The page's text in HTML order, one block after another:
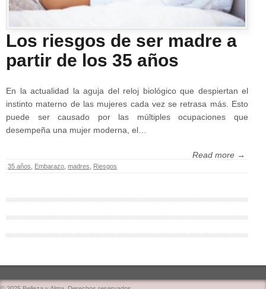
Los riesgos de ser madre a
partir de los 35 años
En la actualidad la aguja del reloj biológico que despiertan el
instinto materno de las mujeres cada vez se retrasa más. Esto
puede ser causado por las múltiples ocupaciones que
desempeña una mujer moderna, el…
Read more →
35 años Embarazo madres Riesgos